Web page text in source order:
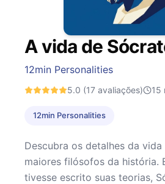
A vida de
12min Personalities
5.0 (17 avaliações) 15
12min Personalities
Descubra os detalhes da
maiores filósofos da história.
tivesse escrito suas teorias,